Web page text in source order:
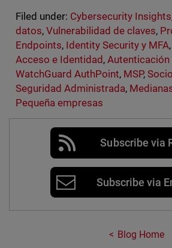
Filed under: Cybersecurity Insights
datos, Vulnerabilidad de claves,
Endpoints, Identity Security y MFA
Acceso e Identidad ,
WatchGuard AuthPoint, MSP,
Seguridad Administrada,
Pequeña empresas
Subscribe via
Subscribe via
Blog Home